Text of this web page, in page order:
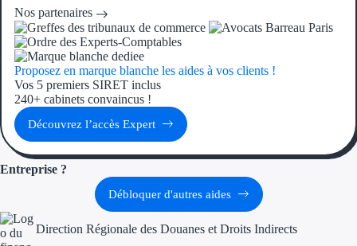
Aides Région
Aides Région
Nos partenaires
Proposez en marque blanche les aides à vos clients !
Vos 5 premiers SIRET inclus
240+ cabinets convaincus !
Découvrez l’accès Expert
Entreprise ?
Débloquer d'autres aides
Direction Régionale des Douanes et Droits Indirects